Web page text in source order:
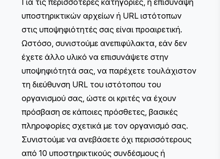
Για τις περισσότερες κατηγορίες, η επισύναψη
υποστηρικτικών αρχείων ή URL ιστότοπων
στις υποψηφιότητές σας είναι προαιρετική.
Ωστόσο, συνιστούμε ανεπιφύλακτα, εάν δεν
έχετε άλλο υλικό να επισυνάψετε στην
υποψηφιότητά σας, να παρέχετε τουλάχιστον
τη διεύθυνση URL του ιστότοπου του
οργανισμού σας, ώστε οι κριτές να έχουν
πρόσβαση σε κάποιες πρόσθετες, βασικές
πληροφορίες σχετικά με τον οργανισμό σας.
Συνιστούμε να ανεβάσετε όχι περισσότερους
από 10 υποστηρικτικούς συνδέσμους ή